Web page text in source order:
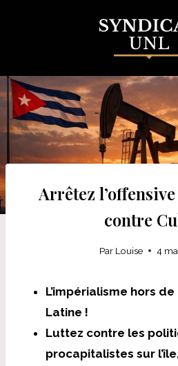
Arrêtez
contre
Par Louise 4
L’impérialisme hors
Latine !
Luttez contre les
procapitalistes sur